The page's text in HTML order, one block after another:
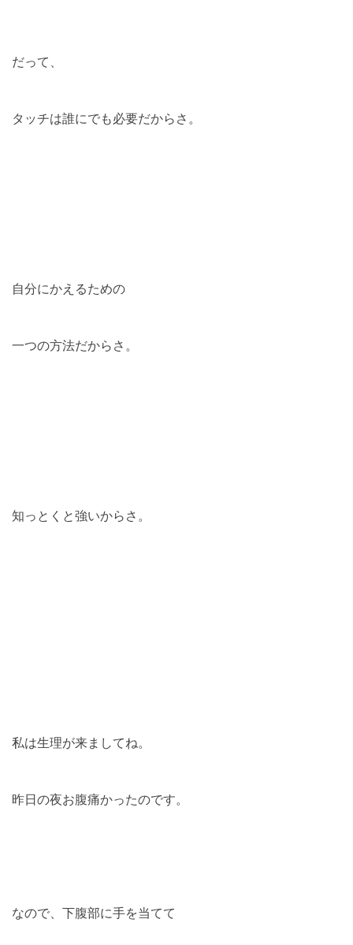
だって、
タッチは誰にでも必要だからさ。
自分にかえるための
一つの方法だからさ。
知っとくと強いからさ。
私は生理が来ましてね。
昨日の夜お腹痛かったのです。
なので、下腹部に手を当てて